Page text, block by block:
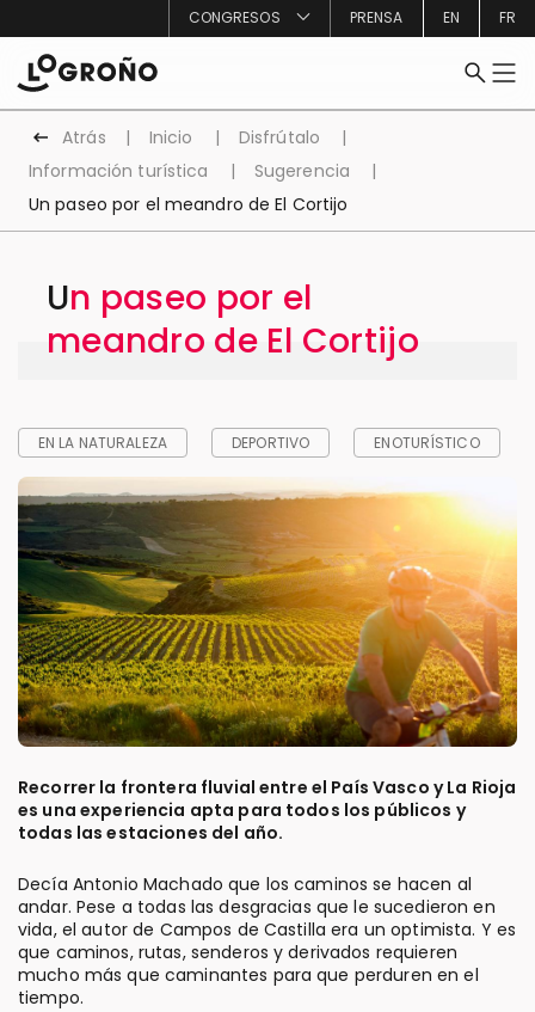
CONGRESOS PRENSA EN FR
Atrás Inicio
Disfrútalo
Información turística
Sugerencia
Un paseo por el meandro de El Cortijo
Un paseo por el
meandro de El Cortijo
EN LA NATURALEZA DEPORTIVO ENOTURÍSTICO
Recorrer la frontera fluvial entre el País Vasco y La Rioja
es una experiencia apta para todos los públicos y
todas las estaciones del año.
Decía Antonio Machado que los caminos se hacen al
andar. Pese a todas las desgracias que le sucedieron en
vida, el autor de Campos de Castilla era un optimista. Y es
que caminos, rutas, senderos y derivados requieren
mucho más que caminantes para que perduren en el
tiempo.